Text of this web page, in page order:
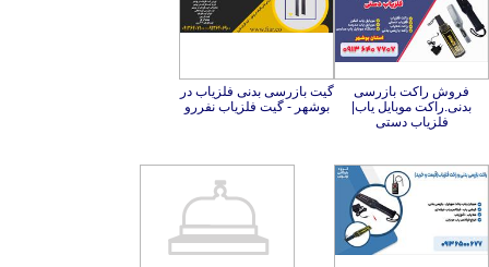
فروش راکت بازرسی
بدنی.راکت موبایل یاب|
فلزیاب دستی
گیت بازرسی بدنی فلزیاب در
بوشهر - گیت فلزیاب نفررو